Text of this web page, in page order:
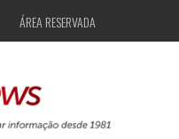
ÁREA RESERVADA